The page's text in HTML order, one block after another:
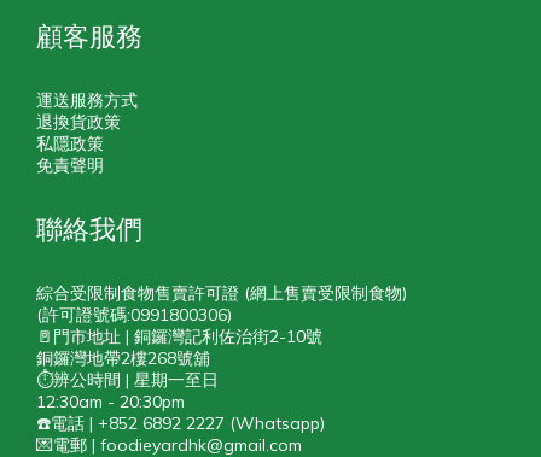
顧客服務
運送服務方式
退換貨政策
私隱政策
免責聲明
聯絡我們
綜合受限制食物售賣許可證 (網上售賣受限制食物)
(許可證號碼:0991800306)
🚪門市地址 | 銅鑼灣記利佐治街2-10號
銅鑼灣地帶2樓268號舖
⏱️辨公時間 | 星期一至日
12:30am - 20:30pm
☎️電話 | +852 6892 2227 (Whatsapp)
💌電郵 | foodieyardhk@gmail.com